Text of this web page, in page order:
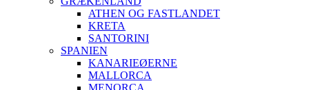
ATHEN OG FASTLANDET
KRETA
SANTORINI
SPANIEN
KANARIEØERNE
MALLORCA
MENORCA